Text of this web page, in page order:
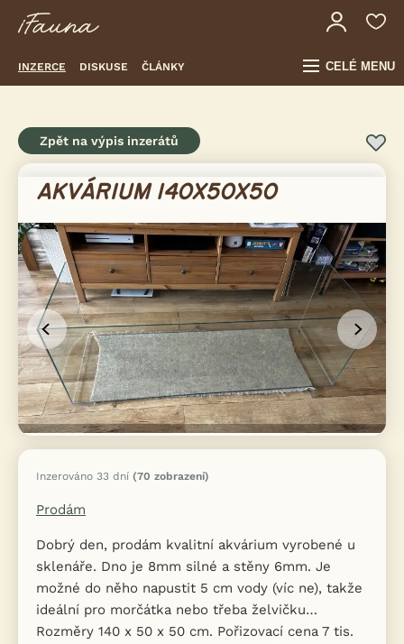
INZERCE DISKUSE ČLÁNKY CELÉ MENU
Zpět na výpis inzerátů
Inzerováno 33 dní (70 zobrazení)
Prodám
Dobrý den, prodám kvalitní akvárium vyrobené u
sklenáře. Dno je 8mm silné a stěny 6mm. Je
možné do něho napustit 5 cm vody (víc ne), takže
ideální pro morčátka nebo třeba želvičku…
Rozměry 140 x 50 x 50 cm. Pořizovací cena 7 tis.
AKVÁRIUM 140X50X50